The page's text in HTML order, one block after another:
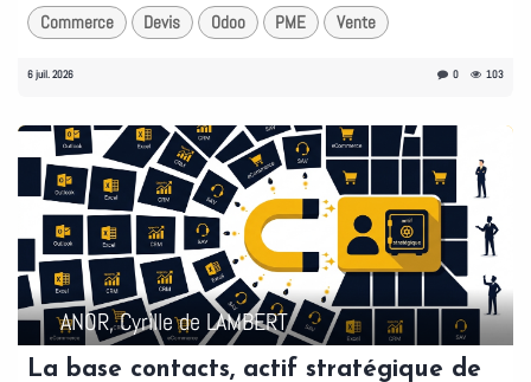
Commerce Devis Odoo PME Vente
6 juil. 2026 0 103
ANOR, Cyrille de LAMBERT
La base contacts, actif stratégique de